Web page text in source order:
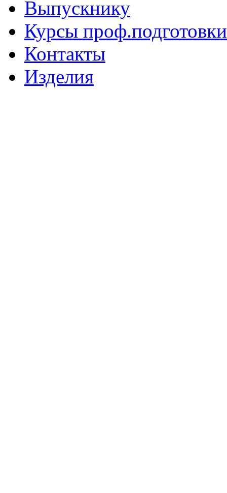
Выпускнику
Курсы проф.подготовки
Контакты
Изделия